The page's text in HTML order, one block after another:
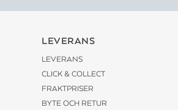
LEVERANS
LEVERANS
CLICK & COLLECT
FRAKTPRISER
BYTE OCH RETUR